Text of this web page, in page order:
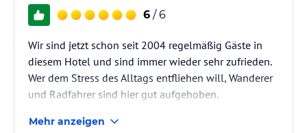
6 / 6
Wir sind jetzt schon seit 2004 regelmäßig Gäste in
diesem Hotel und sind immer wieder sehr zufrieden.
Wer dem Stress des Alltags entfliehen will, Wanderer
und Radfahrer sind hier gut aufgehoben.
wegen Corona eingeschränkt, aber trotzdem fast alles
Mehr anzeigen